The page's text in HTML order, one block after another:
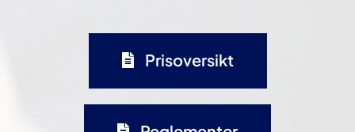
Prisoversikt